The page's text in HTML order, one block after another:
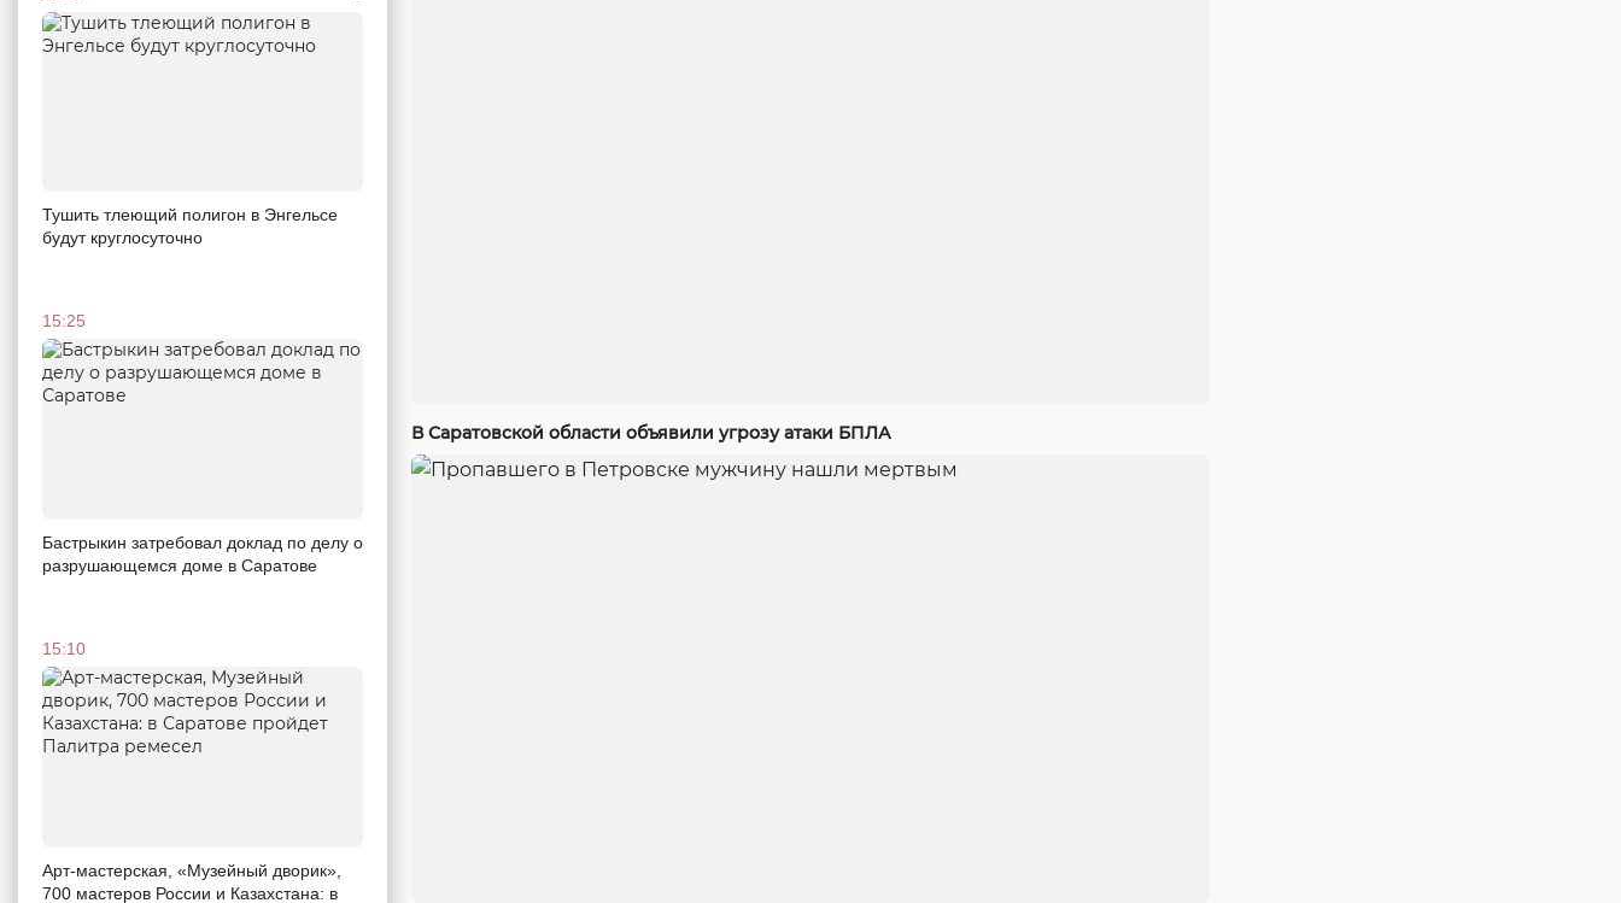
Тушить тлеющий полигон в Энгельсе
будут круглосуточно
15:25
Бастрыкин затребовал доклад по делу о
разрушающемся доме в Саратове
15:10
Арт-мастерская, «Музейный дворик»,
700 мастеров России и Казахстана: в
В Саратовской области объявили угрозу атаки БПЛА